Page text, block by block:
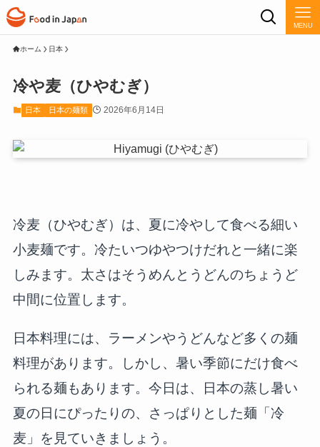
MENU
ホーム 日本
冷や麦（ひやむぎ）
日本 日本の麺類 2026年6月14日
冷麦（ひやむぎ）は、夏に冷やして食べる細い
小麦麺です。冷たいつゆやつけだれと一緒に楽
しみます。太さはそうめんとうどんのちょうど
中間に位置します。
日本料理には、ラーメンやうどんなど多くの麺
料理があります。しかし、暑い季節にだけ食べ
られる麺もあります。今日は、日本の蒸し暑い
夏の日にぴったりの、さっぱりとした麺「冷
麦」を見ていきましょう。